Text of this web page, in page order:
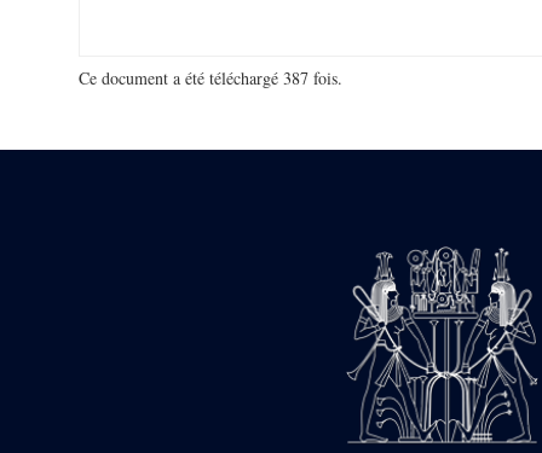
Ce document a été téléchargé 387 fois.